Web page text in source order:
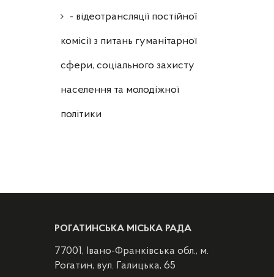
- відеотрансляції постійної
комісії з питань гуманітарної
сфери, соціального захисту
населення та молодіжної
політики
РОГАТИНСЬКА МІСЬКА РАДА
77001, Івано-Франківська обл., м.
Рогатин, вул. Галицька, 65